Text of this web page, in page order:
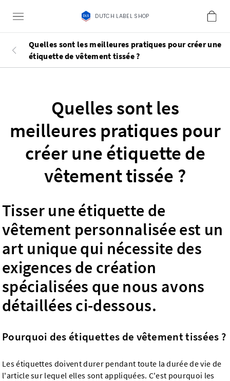
DUTCH LABEL SHOP
Quelles sont les meilleures pratiques pour créer une
étiquette de vêtement tissée ?
Quelles sont les
meilleures pratiques pour
créer une étiquette de
vêtement tissée ?
Tisser une étiquette de
vêtement personnalisée est un
art unique qui nécessite des
exigences de création
spécialisées que nous avons
détaillées ci-dessous.
Pourquoi des étiquettes de vêtement tissées ?
Les étiquettes doivent durer pendant toute la durée de vie de
l'article sur lequel elles sont appliquées. C'est pourquoi les